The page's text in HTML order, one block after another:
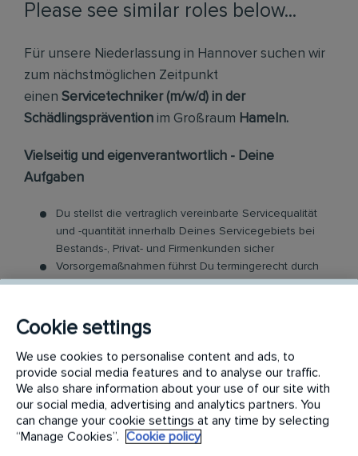
Please see similar roles below...
Für unsere Niederlassung in Hannover suchen wir
zum nächstmöglichen Zeitpunkt
einen Servicetechniker (m/w/d) in der
Schädlingsprävention im Großraum Hameln.
Vielseitig und eigenverantwortlich - Deine
Aufgaben
Du stellst die vertraglich vereinbarte Servicequalität
und -quantität innerhalb Deines Servicegebiets bei
Bestands-, Privat- und Firmenkunden sicher
Vorsorgemaßnahmen führst Du termingerecht durch
und leitest Behandlungs-Aktivitäten bei
Teamintern unterstützt Du Kollegen servicetechnisch
Du berätst Kunden zur Gefahrenabwehr und
empfiehlst Maßnahmen zur Schädlingsprävention und
-bekämpfung
Die Auftragsdokumentation erfolgt digital
Cookie settings
We use cookies to personalise content and ads, to
provide social media features and to analyse our traffic.
We also share information about your use of our site with
our social media, advertising and analytics partners. You
can change your cookie settings at any time by selecting
“Manage Cookies”.
Cookie policy